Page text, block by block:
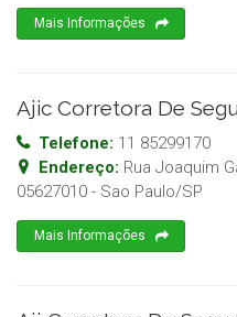
Mais Informações
Ajic Corretora De
Telefone: 11 85299170
Endereço: Rua Joaquim
05627010 - Sao Paulo/SP
Mais Informações